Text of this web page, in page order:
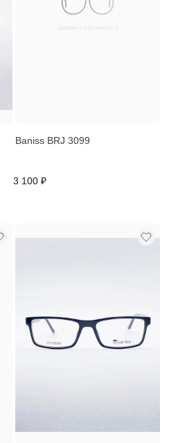
Baniss BRJ 3099
3 100 ₽